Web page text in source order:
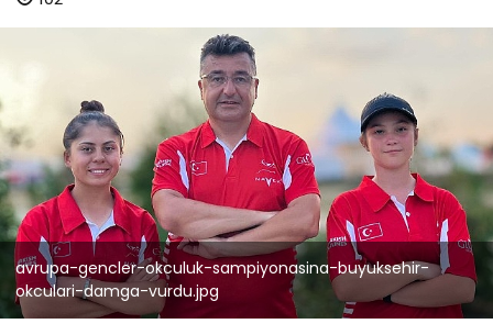
avrupa-gencler-okculuk-sampiyonasina-buyuksehir-
okculari-damga-vurdu.jpg